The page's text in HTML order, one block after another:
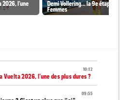
2026, l’une
Demi Vollering... la 9e étape et
Femmes
10:12
2026, l’une des plus dures ?
09:55